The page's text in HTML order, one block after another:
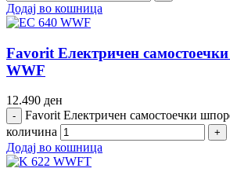
Додај во кошница
Favorit Електричен
WWF
12.490 ден
Favorit Електричен самостоечки
количина
Додај во кошница